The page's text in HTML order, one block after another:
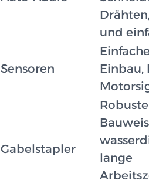
und
Sensoren
Einbau,
Gabelstapler
Robuste
lange